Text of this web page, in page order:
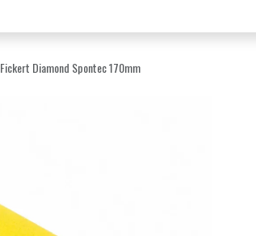
Fickert Diamond Spontec 170mm